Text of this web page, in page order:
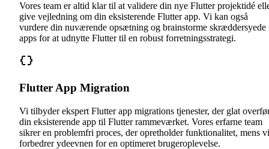
Vores team er altid klar til at validere din nye Flutter projektidé
give vejledning om din eksisterende Flutter app. Vi kan også
vurdere din nuværende opsætning og brainstorme skræddersyede
apps for at udnytte Flutter til en robust forretningsstrategi.
Flutter App Migration
Vi tilbyder ekspert Flutter app migrations tjenester, der glat
din eksisterende app til Flutter rammeværket. Vores erfarne team
sikrer en problemfri proces, der opretholder funktionalitet, mens vi
forbedrer ydeevnen for en optimeret brugeroplevelse.